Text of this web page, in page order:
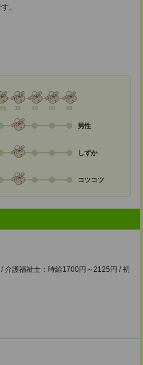
。
30 40 50 60
男性
しずか
コツコツ
介護福祉士：時給1700円～2125円 / 初